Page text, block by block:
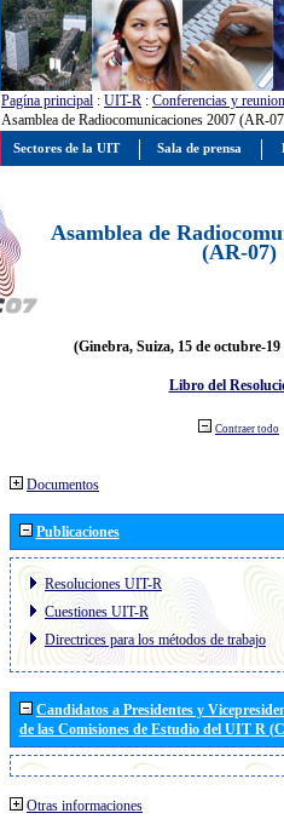
Pagína principal : UIT-R : Conferencias y
Asamblea de Radiocomunicaciones 2007 (AR-
Asamblea de
(AR-07)
(Ginebra, Suiza, 15 de octubre-19
Libro del
Contraer todo
Documentos
Publicaciones
Resoluciones UIT-R
Cuestiones UIT-R
Directrices para los métodos de trabajo
Candidatos a Presidentes y
de las Comisiones de Estudio del UIT R
Otras informaciones
Sectores de la UIT Sala de prensa